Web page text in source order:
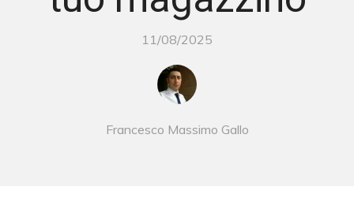
11/08/2025
Francesco Massimo Gallo